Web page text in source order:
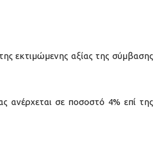
εκτιμώμενης αξίας της σύμβασης
σε ποσοστό 4% επί της